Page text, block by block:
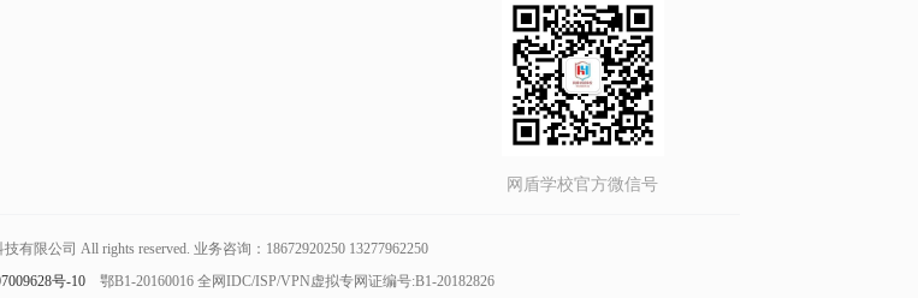
网盾学校官方微信号
有限公司 All rights reserved. 业务咨询：18672920250 13277962250
号-10鄂B1-20160016 全网IDC/ISP/VPN虚拟专网证编号:B1-20182826